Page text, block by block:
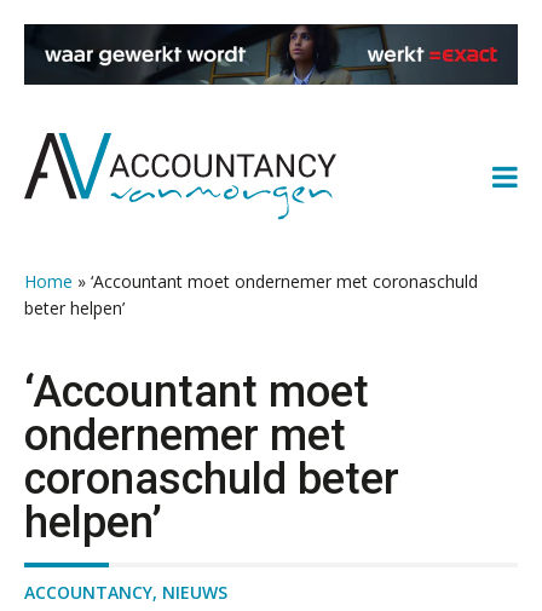
naar
naar
naar
naar
Home » ‘Accountant moet ondernemer met coronaschuld
beter helpen’
‘Accountant moet
ondernemer met
coronaschuld beter
helpen’
ACCOUNTANCY, NIEUWS